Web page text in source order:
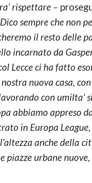
rispettare –
Dico sempre che non
il resto delle
incarnato da
Lecce ci ha fatto
nuova casa,
con umilta’
abbiamo appreso
in Europa
anche della
piazze urbane nuove,